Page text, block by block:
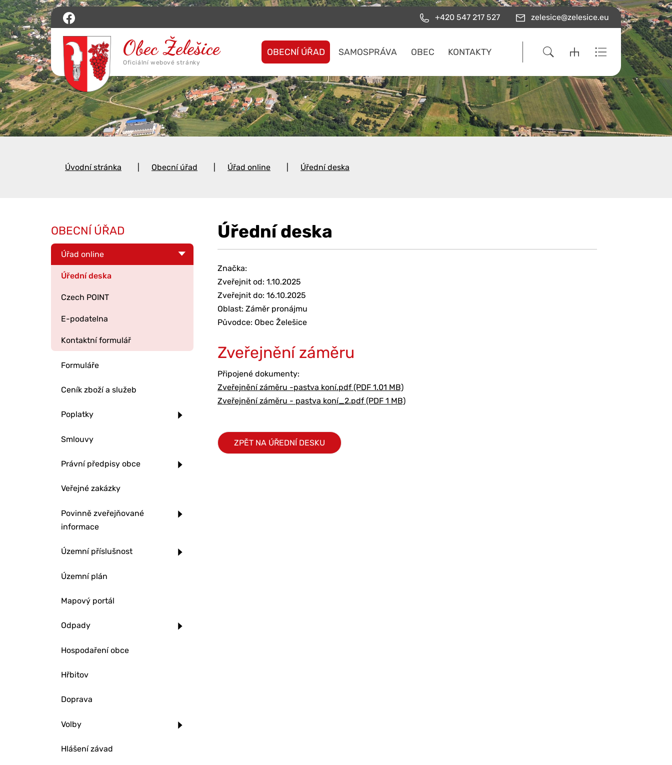
+420 547 217 527 zelesice@zelesice.eu
OBECNÍ ÚŘAD SAMOSPRÁVA OBEC KONTAKTY
Úvodní stránka Obecní úřad Úřad online Úřední deska
Úřední deska
Značka:
Zveřejnit od: 1.10.2025
Zveřejnit do: 16.10.2025
Oblast: Záměr pronájmu
Původce: Obec Želešice
Zveřejnění záměru
Připojené dokumenty:
Zveřejnění záměru -pastva koní.pdf (PDF 1.01 MB)
Zveřejnění záměru - pastva koní_2.pdf (PDF 1 MB)
ZPĚT NA ÚŘEDNÍ DESKU
OBECNÍ ÚŘAD
Úřad online
Úřední deska
Czech POINT
E-podatelna
Kontaktní formulář
Formuláře
Ceník zboží a služeb
Poplatky
Smlouvy
Právní předpisy obce
Veřejné zakázky
Povinně zveřejňované
informace
Územní příslušnost
Územní plán
Mapový portál
Odpady
Hospodaření obce
Hřbitov
Doprava
Volby
Hlášení závad